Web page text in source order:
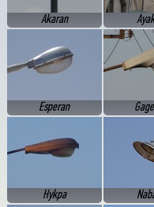
Akaran
Esperan
Hykpa